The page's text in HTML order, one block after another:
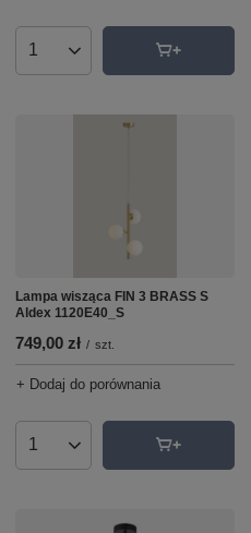
Ilość produktów
Lampa wisząca FIN 3 BRASS S
Aldex 1120E40_S
749,00 zł / szt.
+ Dodaj do porównania
Ilość produktów